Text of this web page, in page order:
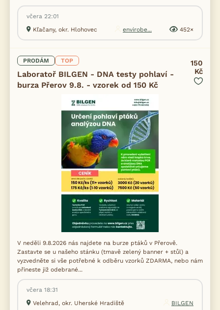
včera 22:01
Kľačany, okr. Hlohovec
envirobe... 452×
PRODÁM TOP
Laboratoř BILGEN - DNA testy pohlaví -
burza Přerov 9.8. - vzorek od 150 Kč
150
Kč
V neděli 9.8.2026 nás najdete na burze ptáků v Přerově.
Zastavte se u našeho stánku (tmavě zelený banner + stůl) a
vyzvedněte si vše potřebné k odběru vzorků ZDARMA, nebo nám
přineste již odebrané...
včera 18:31
Velehrad, okr. Uherské Hradiště
BILGEN